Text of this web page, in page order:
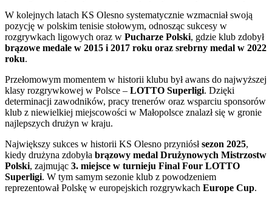
W kolejnych latach KS Olesno systematycznie wzmacniał swoją
pozycję w polskim tenisie stołowym, odnosząc sukcesy w
rozgrywkach ligowych oraz w Pucharze Polski, gdzie klub zdobył
brązowe medale w 2015 i 2017 roku oraz srebrny medal w 2022
roku.
Przełomowym momentem w historii klubu był awans do najwyższej
klasy rozgrywkowej w Polsce – LOTTO Superligi. Dzięki
determinacji zawodników, pracy trenerów oraz wsparciu sponsorów
klub z niewielkiej miejscowości w Małopolsce znalazł się w gronie
najlepszych drużyn w kraju.
Największy sukces w historii KS Olesno przyniósłsezon 2025,
kiedy drużyna zdobyła brązowy medal Drużynowych Mistrzostw
Polski, zajmując 3. miejsce w turnieju Final Four LOTTO
Superligi. W tym samym sezonie klub z powodzeniem
reprezentował Polskę w europejskich rozgrywkach Europe Cup.